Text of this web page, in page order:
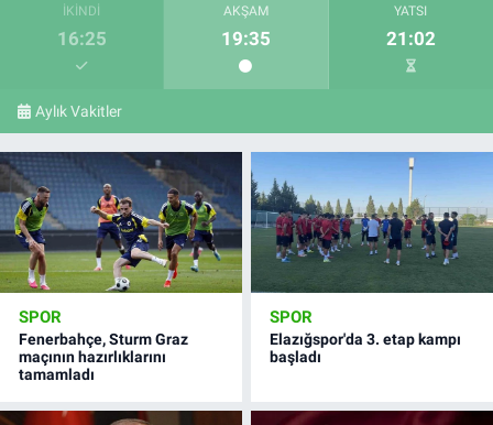
İKINDI
16:25
AKŞAM
19:35
YATSI
21:02
Aylık Vakitler
SPOR
Fenerbahçe, Sturm Graz
maçının hazırlıklarını
tamamladı
SPOR
Elazığspor'da 3. etap kampı
başladı